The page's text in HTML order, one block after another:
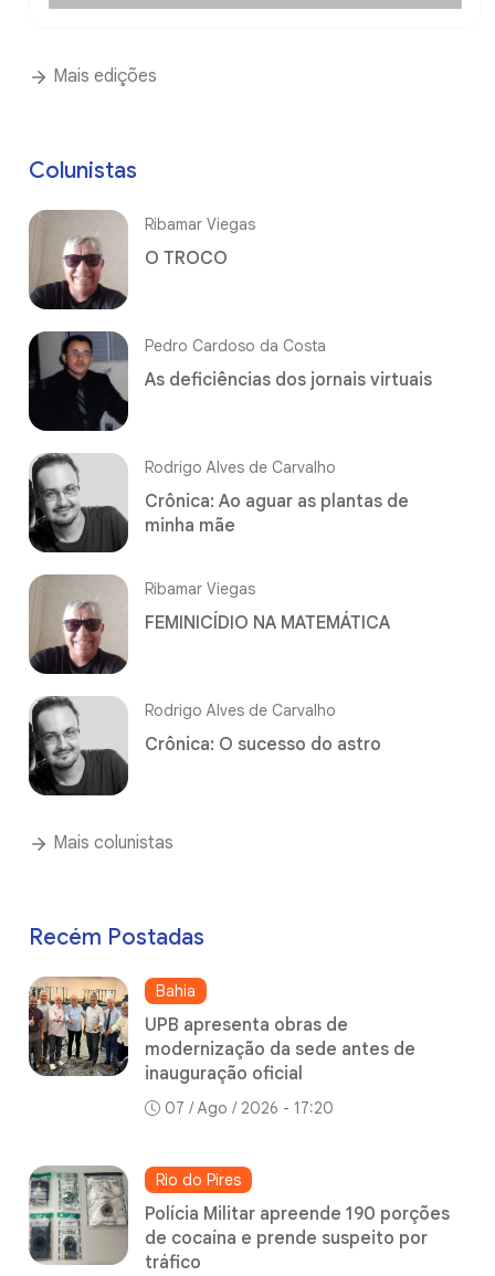
Mais edições
Colunistas
Ribamar Viegas
O TROCO
Pedro Cardoso da Costa
As deficiências dos jornais virtuais
Rodrigo Alves de Carvalho
Crônica: Ao aguar as plantas de
minha mãe
Ribamar Viegas
FEMINICÍDIO NA MATEMÁTICA
Rodrigo Alves de Carvalho
Crônica: O sucesso do astro
Mais colunistas
Recém Postadas
Bahia
UPB apresenta obras de
modernização da sede antes de
inauguração oficial
07 / Ago / 2026 - 17:20
Rio do Pires
Polícia Militar apreende 190 porções
de cocaína e prende suspeito por
tráfico